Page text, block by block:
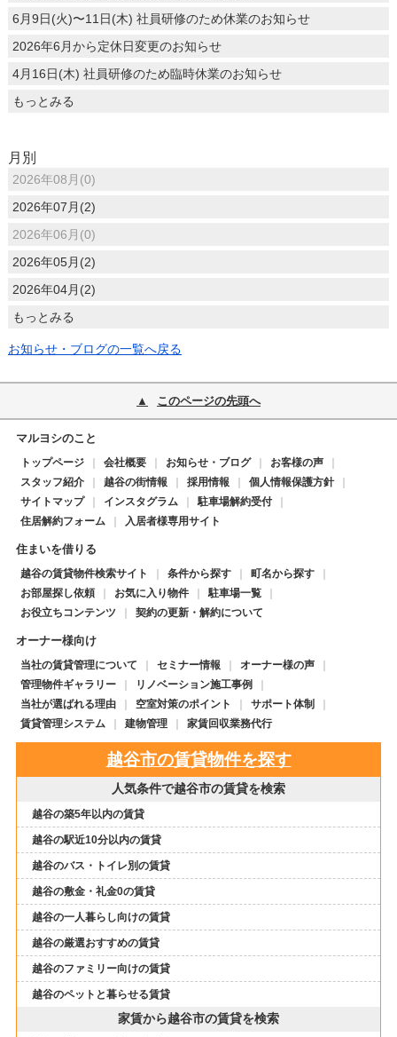
6月9日(火)〜11日(木) 社員研修のため休業のお知らせ
2026年6月から定休日変更のお知らせ
4月16日(木) 社員研修のため臨時休業のお知らせ
もっとみる
月別
2026年08月(0)
2026年07月(2)
2026年06月(0)
2026年05月(2)
2026年04月(2)
もっとみる
お知らせ・ブログの一覧へ戻る
このページの先頭へ
マルヨシのこと
トップページ 会社概要 お知らせ・ブログ
お客様の声
スタッフ紹介
越谷の街情報 採用情報
個人情報保護方針
サイトマップ
インスタグラム
駐車場解約受付
住居解約フォーム
入居者様専用サイト
住まいを借りる
越谷の賃貸物件検索サイト 条件から探す
町名から探す
お部屋探し依頼
お気に入り物件
駐車場一覧
お役立ちコンテンツ
契約の更新・解約について
オーナー様向け
当社の賃貸管理について セミナー情報
オーナー様の声
管理物件ギャラリー
リノベーション施工事例
当社が選ばれる理由
空室対策のポイント
サポート体制
賃貸管理システム
建物管理 家賃回収業務代行
越谷市の賃貸物件を探す
人気条件で越谷市の賃貸を検索
越谷の築5年以内の賃貸
越谷の駅近10分以内の賃貸
越谷のバス・トイレ別の賃貸
越谷の敷金・礼金0の賃貸
越谷の一人暮らし向けの賃貸
越谷の厳選おすすめの賃貸
越谷のファミリー向けの賃貸
越谷のペットと暮らせる賃貸
家賃から越谷市の賃貸を検索